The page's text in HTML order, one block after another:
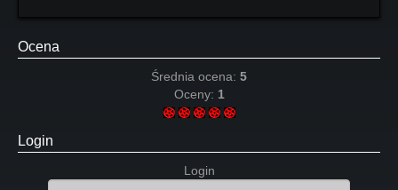
Ocena
Średnia ocena: 5
Oceny: 1
Login
Login